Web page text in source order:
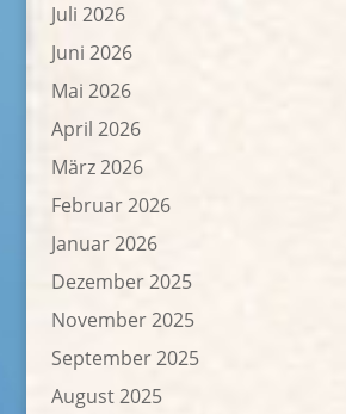
Juli 2026
Juni 2026
Mai 2026
April 2026
März 2026
Februar 2026
Januar 2026
Dezember 2025
November 2025
September 2025
August 2025